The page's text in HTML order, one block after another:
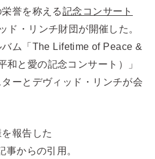
誉を称える記念コンサート
ド・リンチ財団が開催した。
ム「The Lifetime of Peace &
と愛の記念コンサート）」
ーとデヴィッド・リンチが会
報告した
事からの引用。